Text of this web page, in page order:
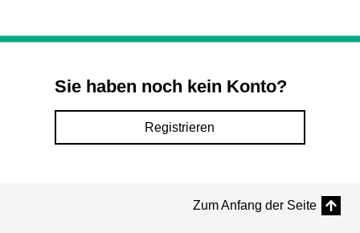
Sie haben noch kein Konto?
Registrieren
Zum Anfang der Seite